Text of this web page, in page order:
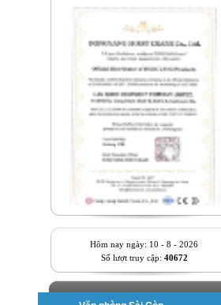
Hôm nay ngày: 10 - 8 - 2026
Số lượt truy cập: 40672